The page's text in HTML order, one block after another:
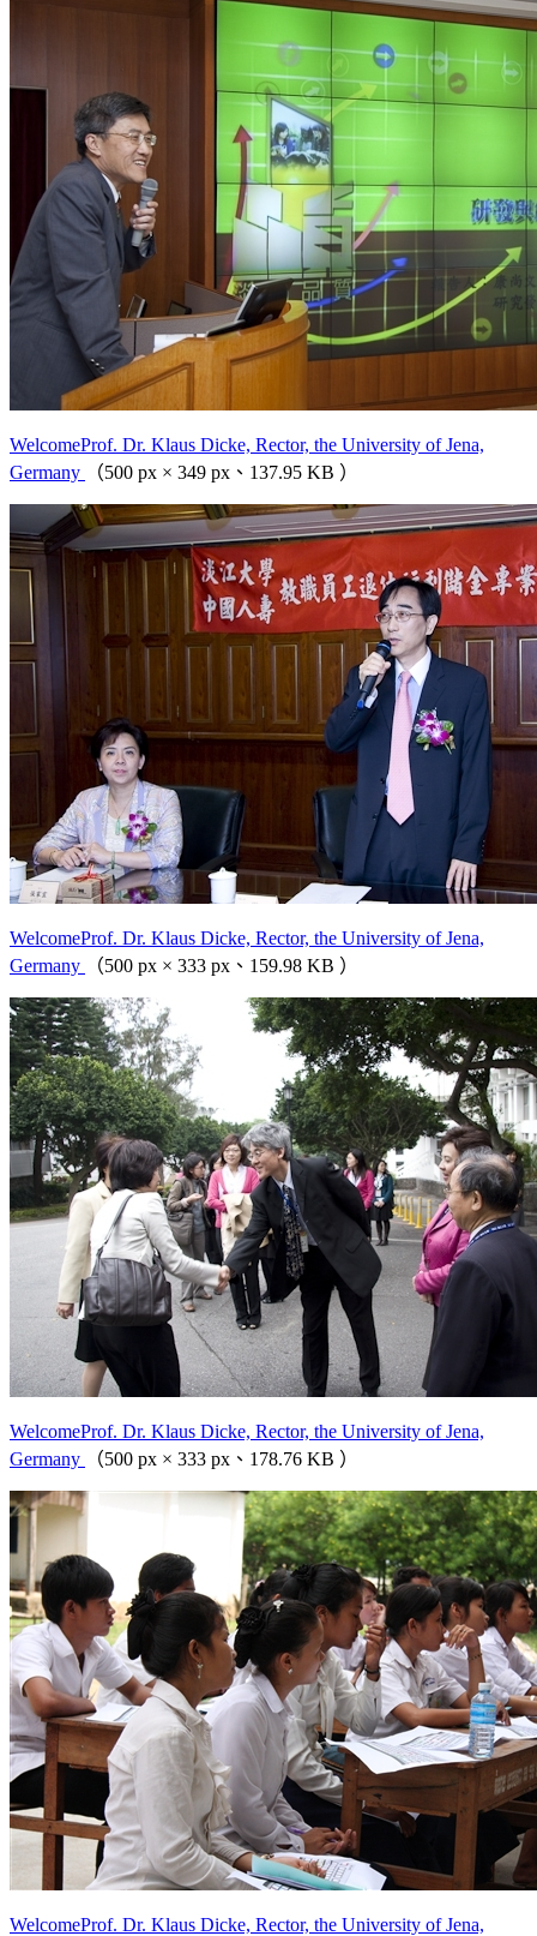
WelcomeProf. Dr. Klaus Dicke, Rector, the University of Jena,
Germany
（500 px × 349 px、137.95 KB ）
WelcomeProf. Dr. Klaus Dicke, Rector, the University of Jena,
Germany
（500 px × 333 px、159.98 KB ）
WelcomeProf. Dr. Klaus Dicke, Rector, the University of Jena,
Germany
（500 px × 333 px、178.76 KB ）
WelcomeProf. Dr. Klaus Dicke, Rector, the University of Jena,